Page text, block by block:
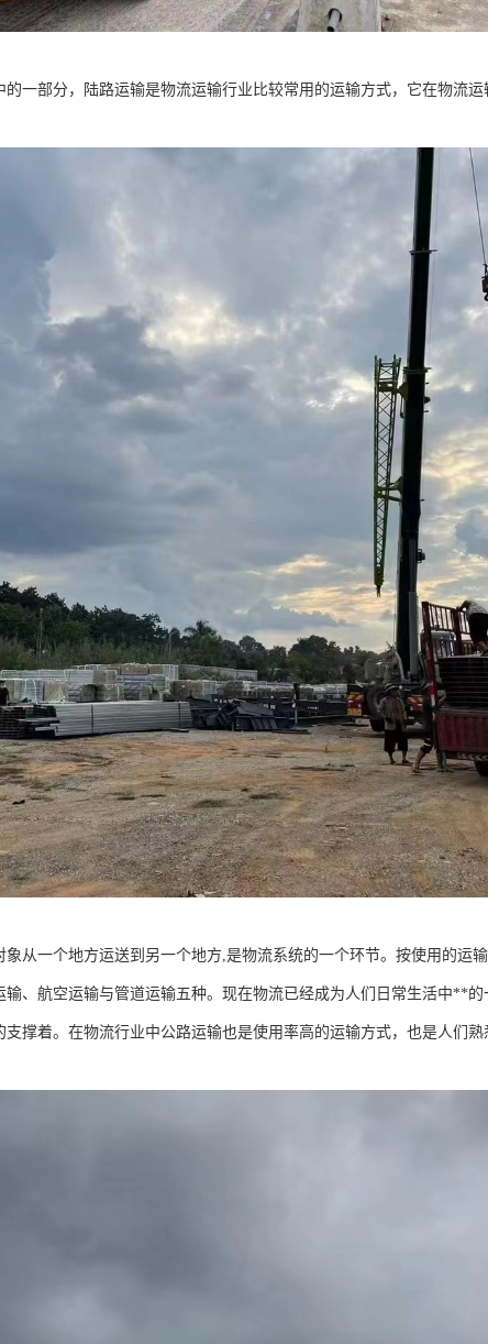
一部分，陆路运输是物流运输行业比较常用的运输方式，它在物流
从一个地方运送到另一个地方,是物流系统的一个环节。按使用的运
、航空运输与管道运输五种。现在物流已经成为人们日常生活中**的
撑着。在物流行业中公路运输也是使用率高的运输方式，也是人们熟